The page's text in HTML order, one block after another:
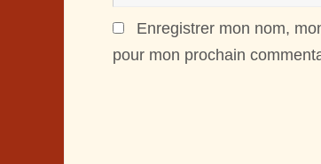
Enregistrer mon nom,
pour mon prochain